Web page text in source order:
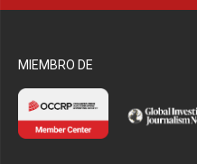
MIEMBRO DE